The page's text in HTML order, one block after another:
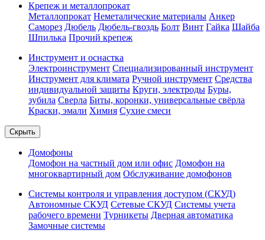
Крепеж и металлопрокат
Металлопрокат Неметалические материалы Анкер
Саморез Дюбель Дюбель-гвоздь Болт Винт Гайка Шайба
Шпилька Прочий крепеж
Инструмент и оснастка
Электроинструмент Специализированный инструмент
Инструмент для климата Ручной инструмент Средства
индивидуальной защиты Круги, электроды Буры,
зубила Сверла Биты, коронки, универсальные свёрла
Краски, эмали Химия Сухие смеси
Скрыть
Домофоны
Домофон на частный дом или офис Домофон на
многоквартирный дом Обслуживание домофонов
Системы контроля и управления доступом (СКУД)
Автономные СКУД Сетевые СКУД Системы учета
рабочего времени Турникеты Дверная автоматика
Замочные системы